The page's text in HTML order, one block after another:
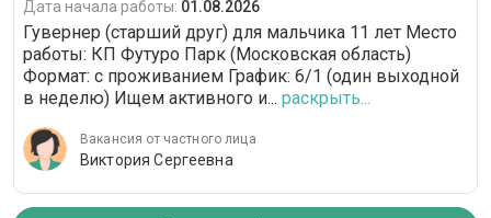
Дата начала работы: 01.08.2026
Гувернер (старший друг) для мальчика 11 лет Место
работы: КП Футуро Парк (Московская область)
Формат: с проживанием График: 6/1 (один выходной
в неделю) Ищем активного и... раскрыть...
Вакансия от частного лица
Виктория Сергеевна